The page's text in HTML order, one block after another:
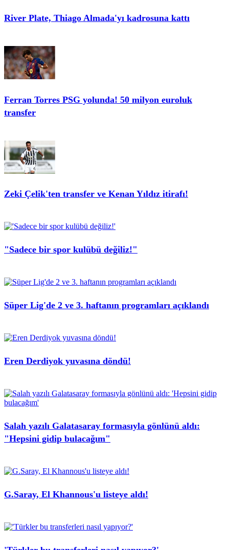
River Plate, Thiago Almada'yı kadrosuna kattı
Ferran Torres PSG yolunda! 50 milyon euroluk
transfer
Zeki Çelik'ten transfer ve Kenan Yıldız itirafı!
"Sadece bir spor kulübü değiliz!"
Süper Lig'de 2 ve 3. haftanın programları açıklandı
Eren Derdiyok yuvasına döndü!
Salah yazılı Galatasaray formasıyla gönlünü aldı:
"Hepsini gidip bulacağım"
G.Saray, El Khannous'u listeye aldı!